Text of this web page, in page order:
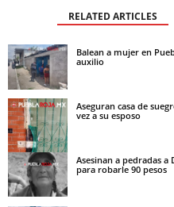
RELATED ARTICLES
Balean a mujer en
auxilio
Aseguran casa de
vez a su esposo
Asesinan a pedradas
para robarle 90 pesos